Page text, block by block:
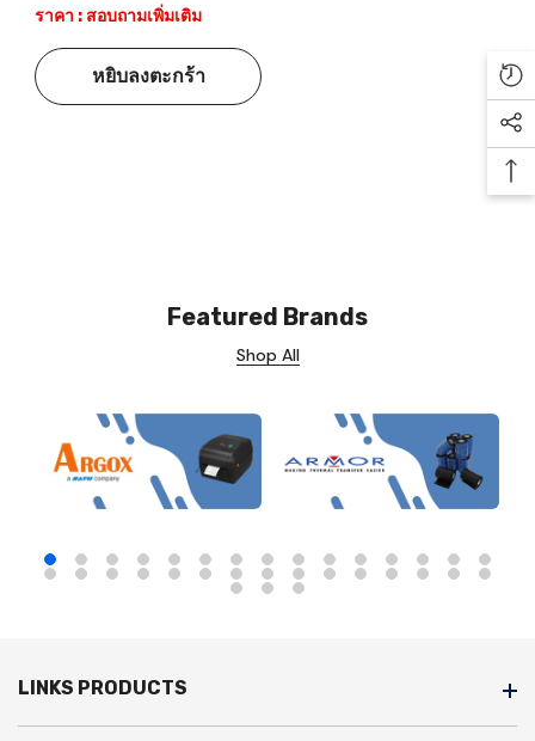
ราคา : สอบถามเพิ่มเติม
หยิบลงตะกร้า
Featured Brands
Shop All
LINKS PRODUCTS